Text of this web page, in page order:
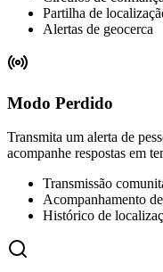
Partilha de
Alertas de geocerca
Modo Perdido
Transmita um alerta de
acompanhe respostas em
Transmissão
Acompanhamento
Histórico de